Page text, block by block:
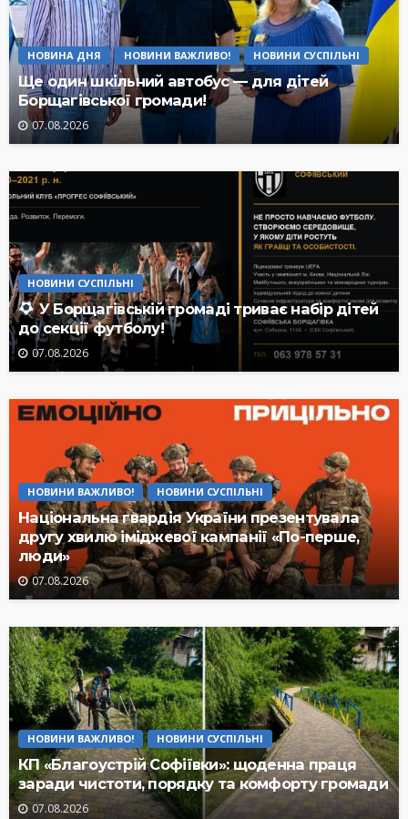
НОВИНА ДНЯ НОВИНИ ВАЖЛИВО! НОВИНИ СУСПІЛЬНІ
Ще один шкільний автобус — для дітей
Борщагівської громади!
07.08.2026
НОВИНИ СУСПІЛЬНІ
У Борщагівській громаді триває набір дітей
до секції футболу!
07.08.2026
НОВИНИ ВАЖЛИВО! НОВИНИ СУСПІЛЬНІ
Національна гвардія України презентувала
другу хвилю іміджевої кампанії «По-перше,
люди»
07.08.2026
НОВИНИ ВАЖЛИВО! НОВИНИ СУСПІЛЬНІ
КП «Благоустрій Софіївки»: щоденна праця
заради чистоти, порядку та комфорту громади
07.08.2026